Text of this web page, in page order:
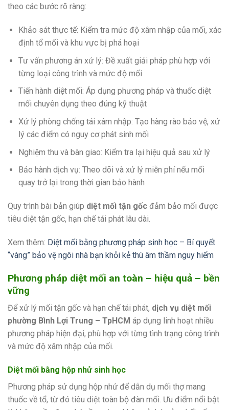
theo các bước rõ ràng:
Khảo sát thực tế: Kiểm tra mức độ xâm nhập của mối, xác
định tổ mối và khu vực bị phá hoại
Tư vấn phương án xử lý: Đề xuất giải pháp phù hợp với
từng loại công trình và mức độ mối
Tiến hành diệt mối: Áp dụng phương pháp và thuốc diệt
mối chuyên dụng theo đúng kỹ thuật
Xử lý phòng chống tái xâm nhập: Tạo hàng rào bảo vệ, xử
lý các điểm có nguy cơ phát sinh mối
Nghiệm thu và bàn giao: Kiểm tra lại hiệu quả sau xử lý
Bảo hành dịch vụ: Theo dõi và xử lý miễn phí nếu mối
quay trở lại trong thời gian bảo hành
Quy trình bài bản giúp diệt mối tận gốc đảm bảo mối được
tiêu diệt tận gốc, hạn chế tái phát lâu dài.
Xem thêm: Diệt mối bằng phương pháp sinh học – Bí quyết
“vàng” bảo vệ ngôi nhà bạn khỏi kẻ thù âm thầm nguy hiểm
Phương pháp diệt mối an toàn – hiệu quả – bền
vững
Để xử lý mối tận gốc và hạn chế tái phát, dịch vụ diệt mối
phường Bình Lợi Trung – TpHCM áp dụng linh hoạt nhiều
phương pháp hiện đại, phù hợp với từng tình trạng công trình
và mức độ xâm nhập của mối.
Diệt mối bằng hộp nhử sinh học
Phương pháp sử dụng hộp nhử để dẫn dụ mối thợ mang
thuốc về tổ, từ đó tiêu diệt toàn bộ đàn mối. Ưu điểm nổi bật